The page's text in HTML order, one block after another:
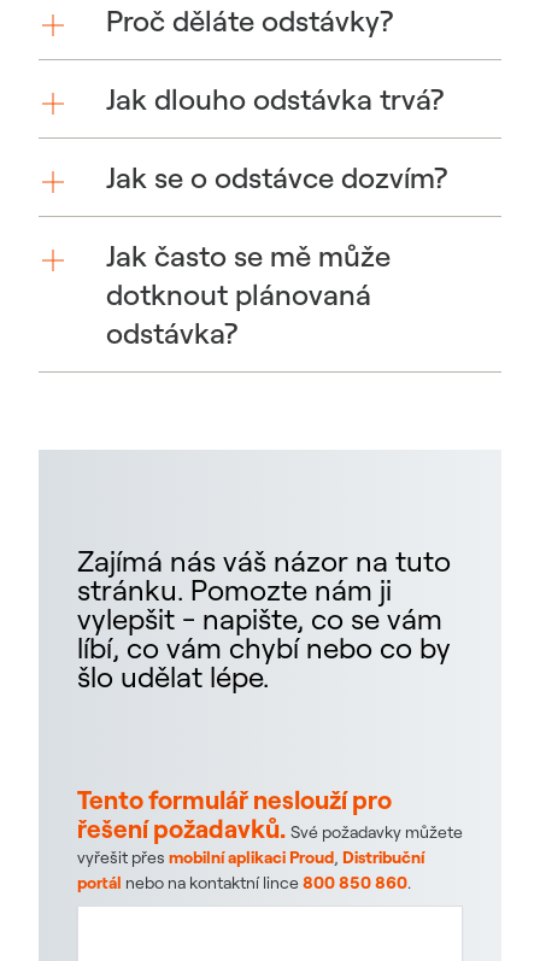
Proč děláte odstávky?
Jak dlouho odstávka trvá?
Jak se o odstávce dozvím?
Jak často se mě může
dotknout plánovaná
odstávka?
Zajímá nás váš názor na tuto
stránku. Pomozte nám ji
vylepšit - napište, co se vám
líbí, co vám chybí nebo co by
šlo udělat lépe.
Tento formulář neslouží pro
řešení požadavků. Své požadavky můžete
vyřešit přes mobilní aplikaci Proud, Distribuční
portál nebo na kontaktní lince800 850 860.